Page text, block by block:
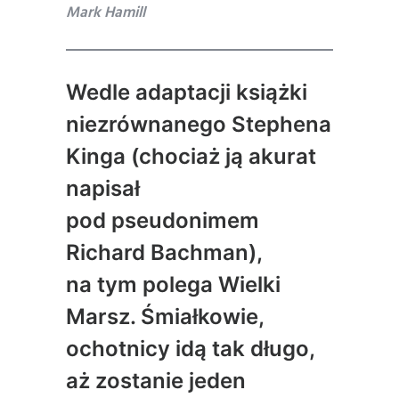
Mark Hamill
Wedle adaptacji książki
niezrównanego Stephena
Kinga (chociaż ją akurat
napisał
pod pseudonimem
Richard Bachman),
na tym polega Wielki
Marsz. Śmiałkowie,
ochotnicy idą tak długo,
aż zostanie jeden